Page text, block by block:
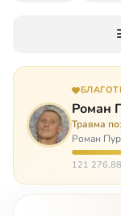
Роман
Травма
Роман
хорошие
любил
121